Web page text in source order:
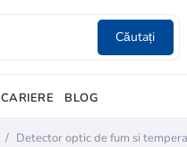
Căutați
CARIERE BLOG
/ Detector optic de fum si